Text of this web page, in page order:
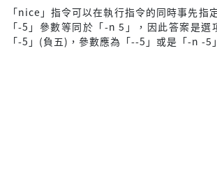
「nice」指令可以在執行指令的同時事先指
「-5」參數等同於「-n 5」，因此答案是選
「-5」(負五)，參數應為「--5」或是「-n -5